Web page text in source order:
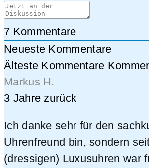
7 Kommentare
Neueste Kommentare
Älteste Kommentare
Markus H.
3 Jahre zurück
Ich danke sehr für den
Uhrenfreund bin, sondern
(dressigen) Luxusuhren war